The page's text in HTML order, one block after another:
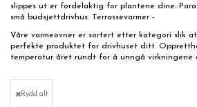
slippes ut er fordelaktig for plantene dine.
små budsjettdrivhus. Terrassevarmer -
Våre varmeovner er sortert etter kategori slik
perfekte produktet for drivhuset ditt.
temperatur året rundt for å unngå virkningene
Rydd alt